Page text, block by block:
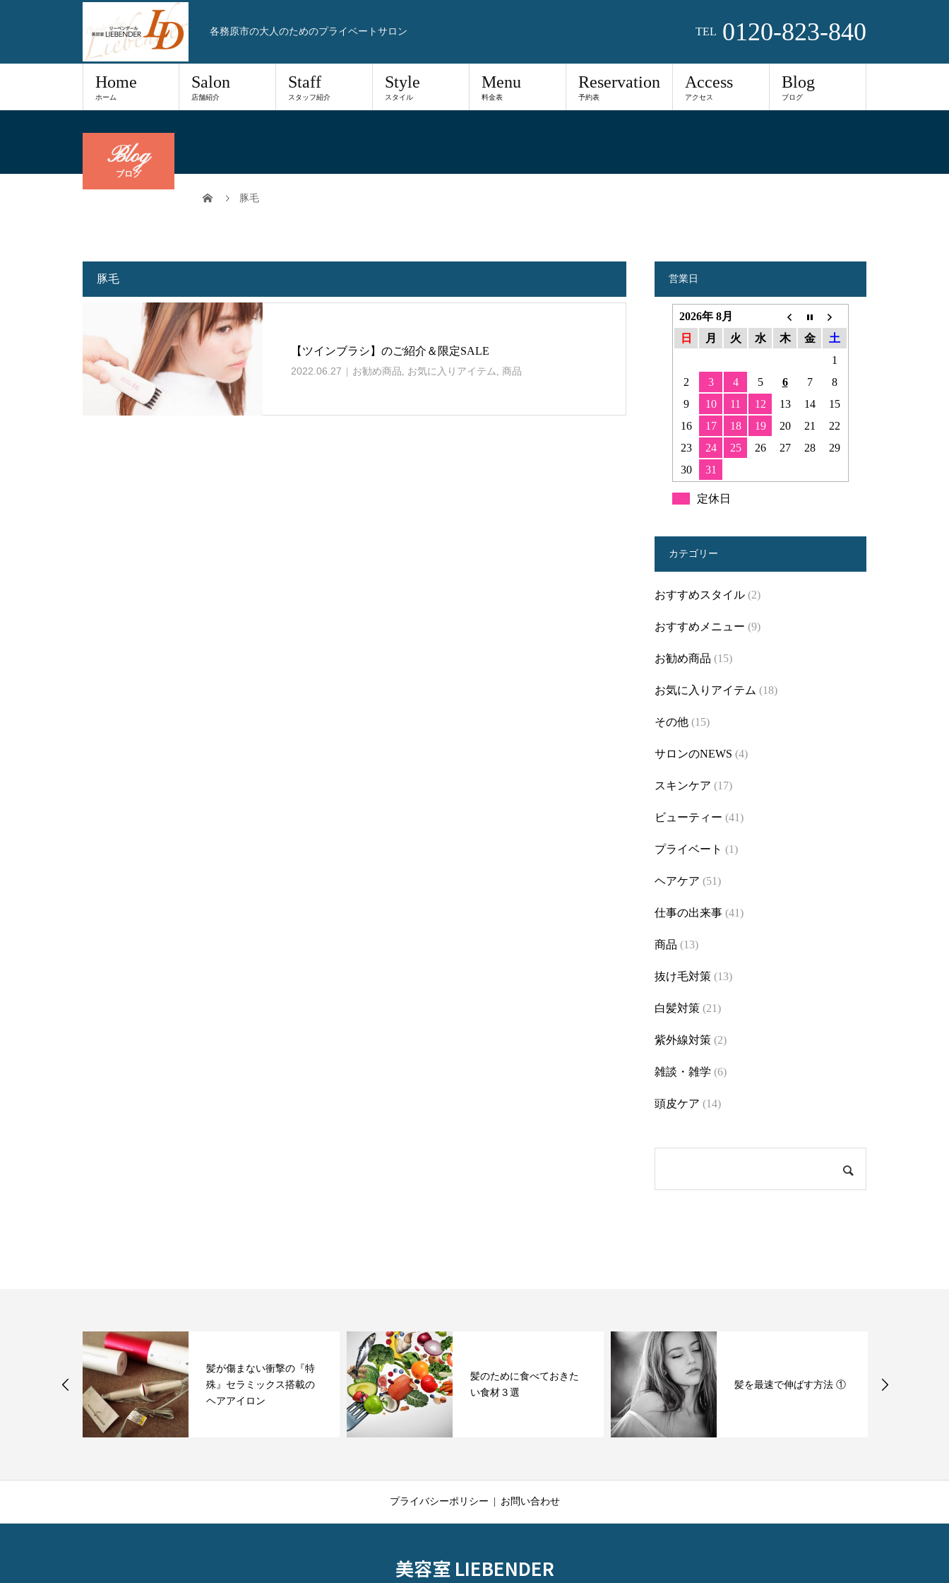
各務原市の大人のためのプライベートサロン TEL 0120-823-840
Home
ホーム
Salon
店舗紹介
Staff
スタッフ紹介
Style
スタイル
Menu
料金表
Reservation
予約表
Access
アクセス
Blog
ブログ
Blog
ブログ
豚毛
豚毛
【ツインブラシ】のご紹介＆限定SALE
2022.06.27 お勧め商品 お気に入りアイテム 商品
営業日
2026年 8月
日
月 火 水 木 金
土
1
2
3 4 5 6 7
8
9
10 11 12 13 14
15
16
17 18 19 20 21
22
23
24 25 26 27 28
29
30
31
定休日
カテゴリー
おすすめスタイル (2)
おすすめメニュー (9)
お勧め商品 (15)
お気に入りアイテム (18)
その他 (15)
サロンのNEWS (4)
スキンケア (17)
ビューティー (41)
プライベート (1)
ヘアケア (51)
仕事の出来事 (41)
商品 (13)
抜け毛対策 (13)
白髪対策 (21)
紫外線対策 (2)
雑談・雑学 (6)
頭皮ケア (14)
髪が傷まない衝撃の『特
殊』セラミックス搭載の
ヘアアイロン
髪のために食べておきた
い食材３選
髪を最速で伸ばす方法 ①
プライバシーポリシー お問い合わせ
美容室 LIEBENDER